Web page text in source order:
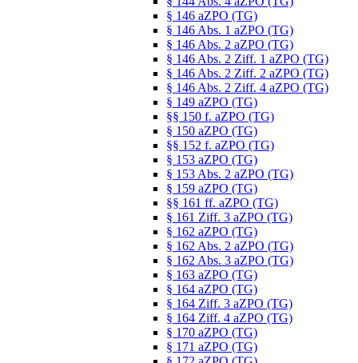
§ 146 aZPO (TG)
§ 146 Abs. 1 aZPO (TG)
§ 146 Abs. 2 aZPO (TG)
§ 146 Abs. 2 Ziff. 1 aZPO (TG)
§ 146 Abs. 2 Ziff. 2 aZPO (TG)
§ 146 Abs. 2 Ziff. 4 aZPO (TG)
§ 149 aZPO (TG)
§§ 150 f. aZPO (TG)
§ 150 aZPO (TG)
§§ 152 f. aZPO (TG)
§ 153 aZPO (TG)
§ 153 Abs. 2 aZPO (TG)
§ 159 aZPO (TG)
§§ 161 ff. aZPO (TG)
§ 161 Ziff. 3 aZPO (TG)
§ 162 aZPO (TG)
§ 162 Abs. 2 aZPO (TG)
§ 162 Abs. 3 aZPO (TG)
§ 163 aZPO (TG)
§ 164 aZPO (TG)
§ 164 Ziff. 3 aZPO (TG)
§ 164 Ziff. 4 aZPO (TG)
§ 170 aZPO (TG)
§ 171 aZPO (TG)